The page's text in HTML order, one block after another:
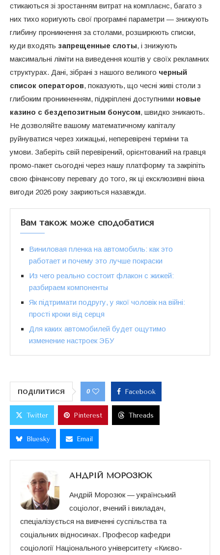
стикаються зі зростанням витрат на комплаєнс, багато з
них тихо коригують свої програмні параметри — знижують
глибину проникнення за столами, розширюють списки,
куди входять запрещенные слоты, і знижують
максимальні ліміти на виведення коштів у своїх рекламних
структурах. Дані, зібрані з нашого великого черный
список операторов, показують, що чесні живі столи з
глибоким проникненням, підкріплені доступними новые
казино с бездепозитным бонусом, швидко зникають.
Не дозволяйте вашому математичному капіталу
руйнуватися через хижацькі, неперевірені терміни та
умови. Заберіть свій перевірений, орієнтований на гравця
промо-пакет сьогодні через нашу платформу та закріпіть
свою фінансову перевагу до того, як ці ексклюзивні вікна
вигоди 2026 року закриються назавжди.
Вам також може сподобатися
Виниловая пленка на автомобиль: как это
работает и почему это лучше покраски
Из чего реально состоит флакон с жижей:
разбираем компоненты
Як підтримати подругу, у якої чоловік на війні:
прості кроки від серця
Для каких автомобилей будет ощутимо
изменение настроек ЭБУ
ПОДІЛИТИСЯ 0 Facebook
Twitter Pinterest Threads
Bluesky Email
АНДРІЙ МОРОЗЮК
Андрій Морозюк — український
соціолог, вчений і викладач,
спеціалізується на вивченні суспільства та
соціальних відносинах. Професор кафедри
соціології Національного університету «Києво-